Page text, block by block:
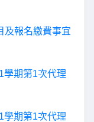
及報名繳費事宜
學期第1次代理
學期第1次代理